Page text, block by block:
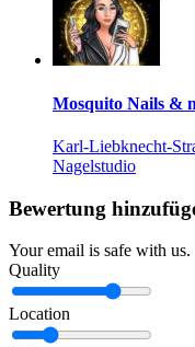
Mosquito Nails &
Karl-Liebknecht-
Nagelstudio
Bewertung
Your email is safe with us.
Quality
Location